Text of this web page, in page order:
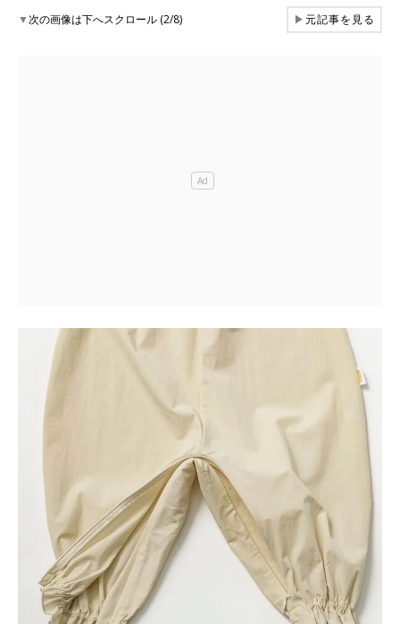
▼次の画像は下へスクロール (2/8) ▶元記事を見る